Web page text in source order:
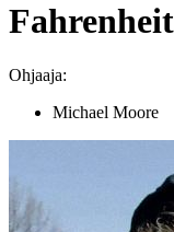
Ohjaaja:
Michael Moore